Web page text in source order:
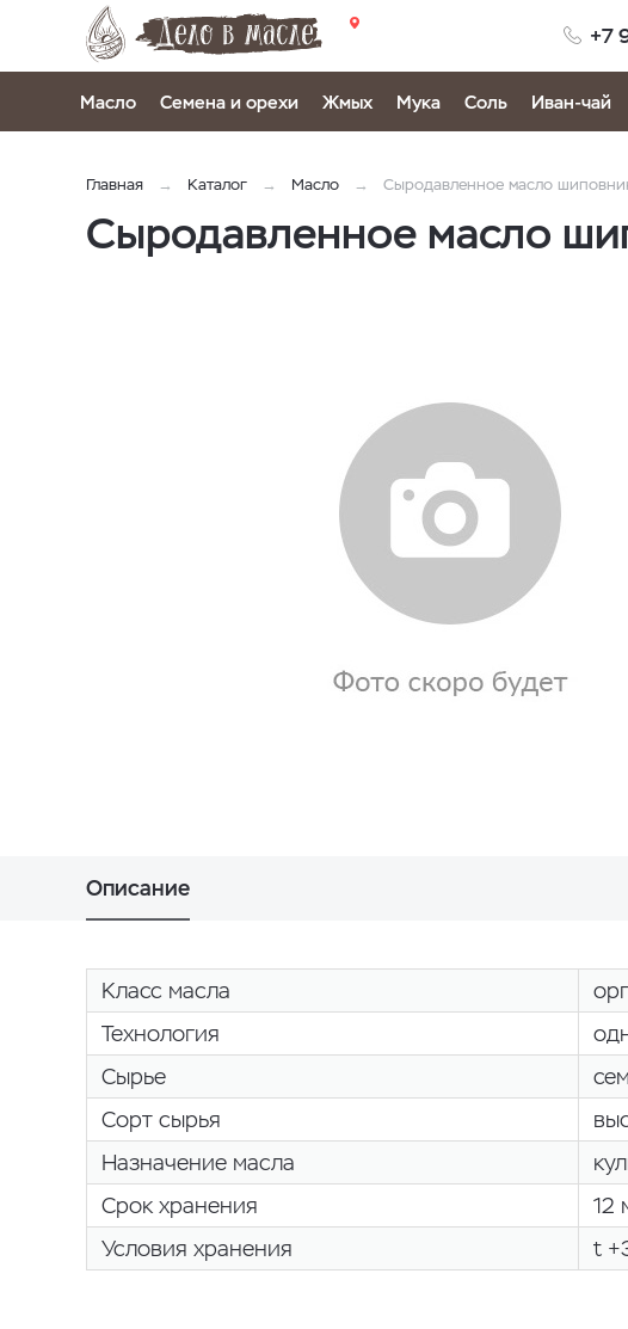
+7
Масло Семена и орехи Жмых Мука Соль Иван-чай
Главная Каталог Масло Сыродавленное масло
Сыродавленное масло
Описание
Класс масла
Технология
Сырье
Сорт сырья
Назначение масла
Срок хранения
12
Условия хранения
t